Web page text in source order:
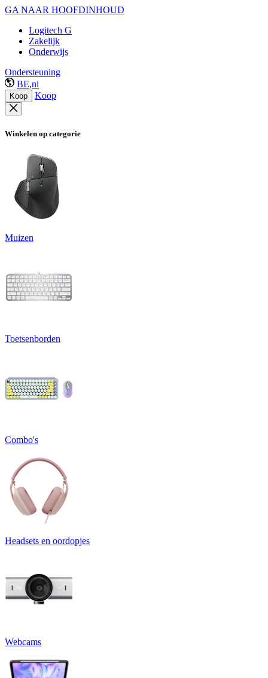
GA NAAR HOOFDINHOUD
Logitech G
Zakelijk
Onderwijs
Ondersteuning
BE,nl
Koop Koop
Winkelen op categorie
Muizen
Toetsenborden
Combo's
Headsets en oordopjes
Webcams